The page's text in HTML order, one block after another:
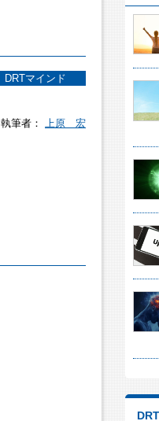
DRTマインド
執筆者： 上原 宏